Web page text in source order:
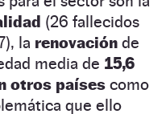
(26 fallecidos
la renovación de
media de 15,6
otros países como
que ello